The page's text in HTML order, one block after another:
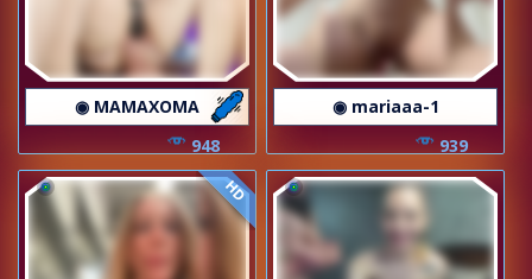
◉ MAMAXOMA
948
◉ mariaaa-1
939
HD